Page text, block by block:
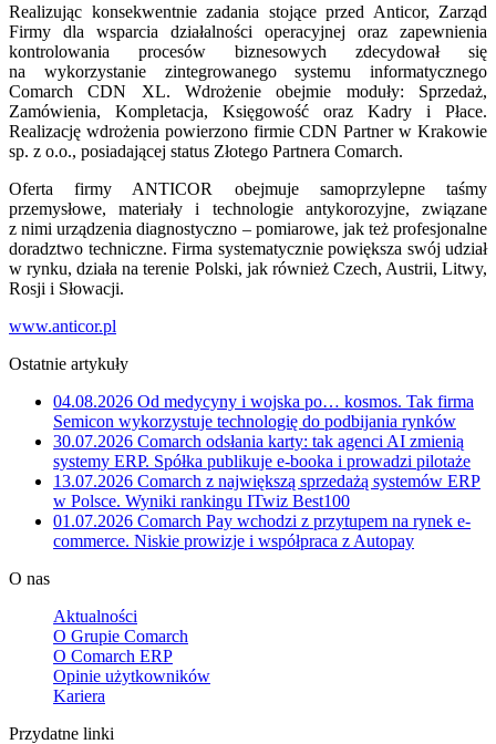
Realizując konsekwentnie zadania stojące przed Anticor, Zarząd
Firmy dla wsparcia działalności operacyjnej oraz zapewnienia
kontrolowania procesów biznesowych zdecydował się
na wykorzystanie zintegrowanego systemu informatycznego
Comarch CDN XL. Wdrożenie obejmie moduły: Sprzedaż,
Zamówienia, Kompletacja, Księgowość oraz Kadry i Płace.
Realizację wdrożenia powierzono firmie CDN Partner w Krakowie
sp. z o.o., posiadającej status Złotego Partnera Comarch.
Oferta firmy ANTICOR obejmuje samoprzylepne taśmy
przemysłowe, materiały i technologie antykorozyjne, związane
z nimi urządzenia diagnostyczno –pomiarowe, jak też profesjonalne
doradztwo techniczne. Firma systematycznie powiększa swój udział
w rynku, działa na terenie Polski, jak również Czech, Austrii, Litwy,
Rosji i Słowacji.
www.anticor.pl
Ostatnie artykuły
04.08.2026 Od medycyny i wojska po… kosmos. Tak firma
Semicon wykorzystuje technologię do podbijania rynków
30.07.2026 Comarch odsłania karty: tak agenci AI zmienią
systemy ERP. Spółka publikuje e-booka i prowadzi pilotaże
13.07.2026 Comarch z największą sprzedażą systemów ERP
w Polsce. Wyniki rankingu ITwiz Best100
01.07.2026 Comarch Pay wchodzi z przytupem na rynek e-
commerce. Niskie prowizje i współpraca z Autopay
O nas
Aktualności
O Grupie Comarch
O Comarch ERP
Opinie użytkowników
Kariera
Przydatne linki